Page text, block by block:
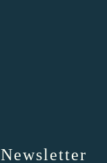
Newsletter